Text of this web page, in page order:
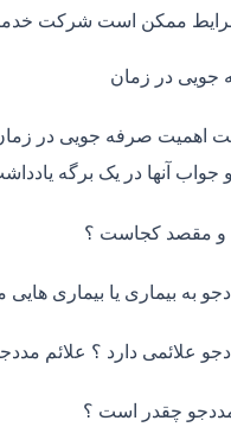
ممکن است شرکت خدمات
جویی در زمان
اهمیت صرفه جویی در
جواب آنها در یک برگه
و مقصد کجاست ؟
به بیماری یا بیماری
علائمی دارد ؟ علائم
چقدر است ؟